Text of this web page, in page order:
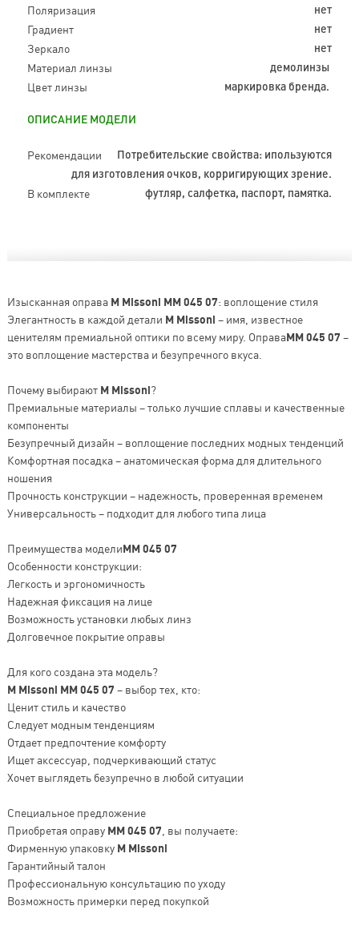
Поляризация нет
Градиент нет
Зеркало нет
Материал линзы демолинзы
Цвет линзы маркировка бренда.
ОПИСАНИЕ МОДЕЛИ
Рекомендации
Потребительские свойства: ипользуются
для изготовления очков, корригирующих зрение.
В комплекте футляр, салфетка, паспорт, памятка.
Изысканная оправа M Missoni MM 045 07: воплощение стиля
Элегантность в каждой детали M Missoni – имя, известное
ценителям премиальной оптики по всему миру. ОправаMM 045 07 –
это воплощение мастерства и безупречного вкуса.
Почему выбирают M Missoni?
Премиальные материалы – только лучшие сплавы и качественные
компоненты
Безупречный дизайн – воплощение последних модных тенденций
Комфортная посадка – анатомическая форма для длительного
ношения
Прочность конструкции – надежность, проверенная временем
Универсальность – подходит для любого типа лица
Преимущества моделиMM 045 07
Особенности конструкции:
Легкость и эргономичность
Надежная фиксация на лице
Возможность установки любых линз
Долговечное покрытие оправы
Для кого создана эта модель?
M Missoni MM 045 07 – выбор тех, кто:
Ценит стиль и качество
Следует модным тенденциям
Отдает предпочтение комфорту
Ищет аксессуар, подчеркивающий статус
Хочет выглядеть безупречно в любой ситуации
Специальное предложение
Приобретая оправу MM 045 07 , вы получаете:
Фирменную упаковку M Missoni
Гарантийный талон
Профессиональную консультацию по уходу
Возможность примерки перед покупкой